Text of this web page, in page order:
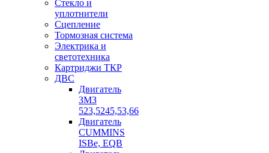
Стекло и
уплотнители
Сцепление
Тормозная система
Электрика и
светотехника
Картриджи ТКР
ДВС
Двигатель
ЗМЗ
523,5245,53,66
Двигатель
CUMMINS
ISBe, EQB